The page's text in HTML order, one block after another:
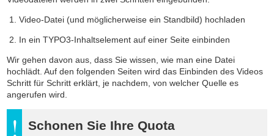
Video-Datei (und möglicherweise ein Standbild) hochladen
In ein TYPO3-Inhaltselement auf einer Seite einbinden
Wir gehen davon aus, dass Sie wissen, wie man eine Datei
hochlädt. Auf den folgenden Seiten wird das Einbinden des Videos
Schritt für Schritt erklärt, je nachdem, von welcher Quelle es
angerufen wird.
Schonen Sie Ihre Quota